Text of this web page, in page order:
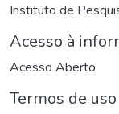
Instituto de
Acesso à
Acesso Aberto
Termos de uso